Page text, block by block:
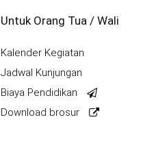
Untuk Orang Tua / Wali
Kalender Kegiatan
Jadwal Kunjungan
Biaya Pendidikan
Download brosur